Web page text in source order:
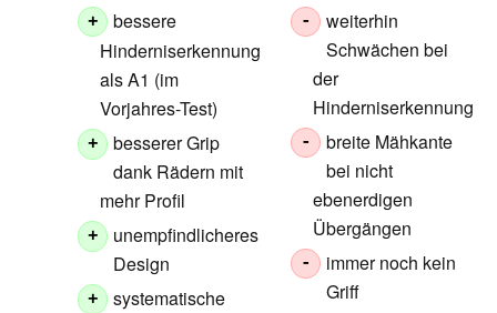
+
bessere
Hinderniserkennung
als A1 (im
Vorjahres-Test)
+
besserer Grip
dank Rädern mit
mehr Profil
+
unempfindlicheres
Design
+
systematische
-
weiterhin
Schwächen bei
der
Hinderniserkennung
-
breite Mähkante
bei nicht
ebenerdigen
Übergängen
-
immer noch kein
Griff